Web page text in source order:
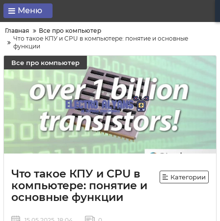
Меню
Главная
Все про компьютер
Что такое КПУ и CPU в компьютере: понятие и основные
функции
Все про компьютер
Что такое КПУ и CPU в
компьютере: понятие и
основные функции
Категории